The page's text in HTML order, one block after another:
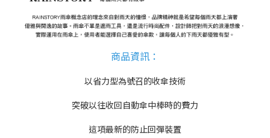
商品資訊 ：
以省力型為號召的收傘技術
突破以往收回自動傘中棒時的費力
這項最新的防止回彈裝置